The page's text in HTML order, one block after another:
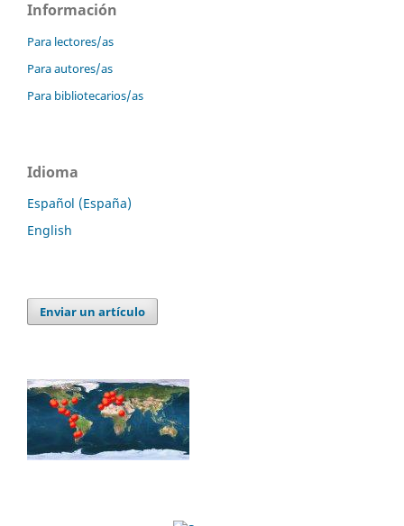
Información
Para lectores/as
Para autores/as
Para bibliotecarios/as
Idioma
Español (España)
English
Enviar un artículo